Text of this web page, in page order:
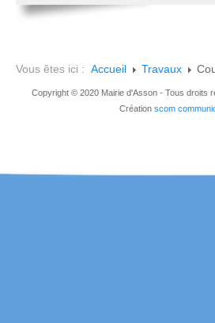
Vous êtes ici : Accueil Travaux
Copyright © 2020 Mairie d'Asson - Tous droits
Création scom